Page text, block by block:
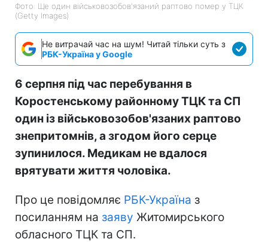
Фото: Ще один військовозобов'язаний раптово помер у ТЦК
(Getty Images)
Не витрачай час на шум! Читай тільки суть з
РБК-Україна у Google
6 серпня під час перебування в
Коростенському районному ТЦК та СП
один із військовозобов'язаних раптово
знепритомнів, а згодом його серце
зупинилося. Медикам не вдалося
врятувати життя чоловіка.
Про це повідомляє РБК-Україна з
посиланням на заяву Житомирського
обласного ТЦК та СП.